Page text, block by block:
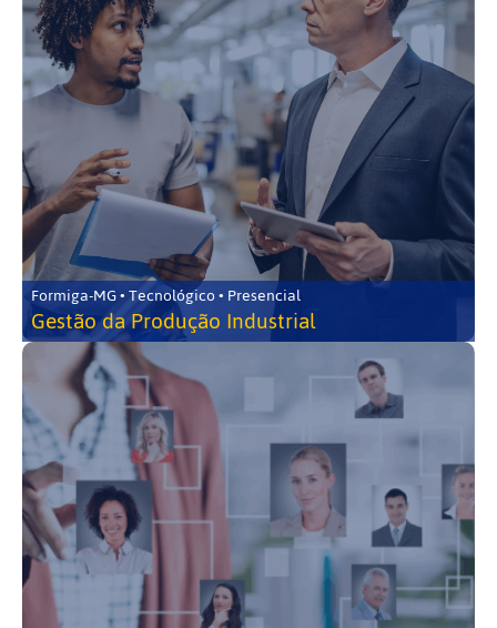
Formiga-MG • Tecnológico • Presencial
Gestão da Produção Industrial